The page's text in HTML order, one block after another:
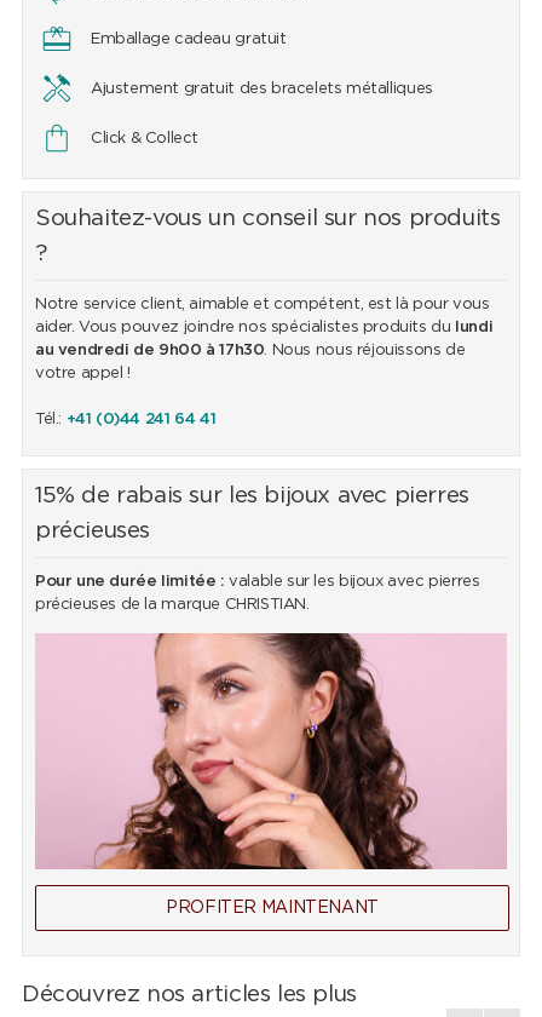
Emballage cadeau gratuit
Ajustement gratuit des bracelets métalliques
Click & Collect
Souhaitez-vous un conseil sur nos produits
?
Notre service client, aimable et compétent, est là pour vous
aider. Vous pouvez joindre nos spécialistes produits du
lundi
au vendredi de 9h00 à 17h30. Nous nous réjouissons de
votre appel !
Tél.: +41 (0)44 241 64 41
15% de rabais sur les bijoux avec pierres
précieuses
Pour une durée limitée : valable sur les bijoux avec pierres
précieuses de la marque CHRISTIAN.
PROFITER MAINTENANT
Découvrez nos articles les plus